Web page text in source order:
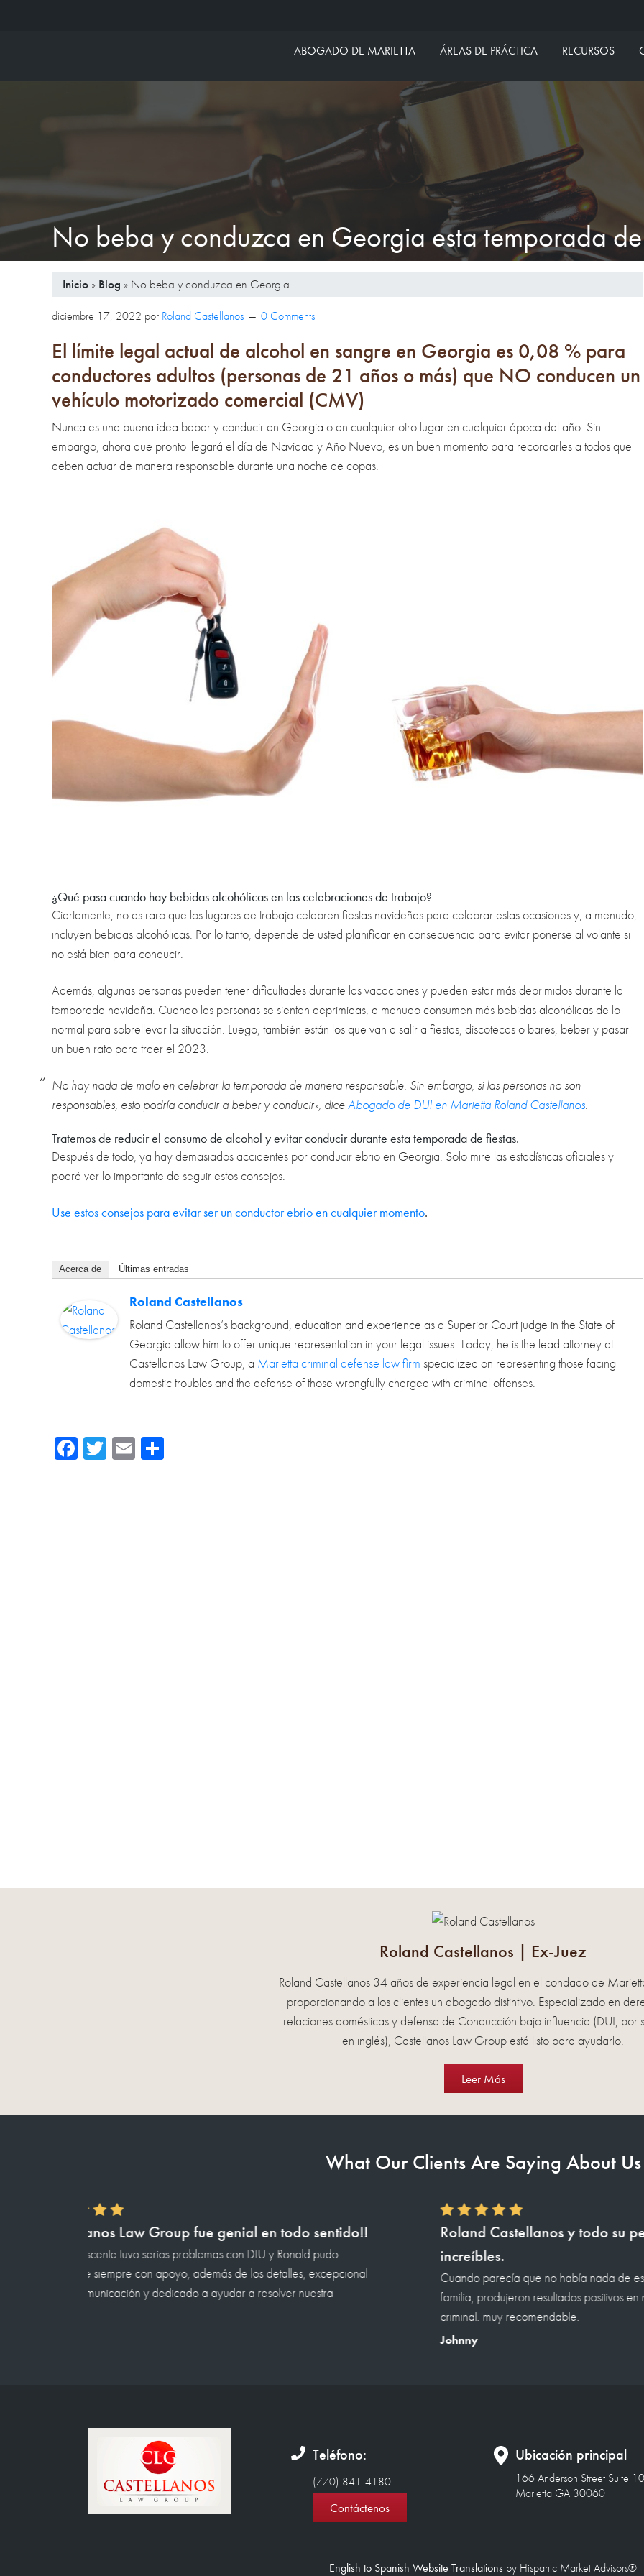
ABOGADO DE MARIETTA ÁREAS DE PRÁCTICA RECURSOS
No beba y conduzca en Georgia esta temporada
Inicio » Blog » No beba y conduzca en Georgia
diciembre 17, 2022 por Roland Castellanos 0 Comments
El límite legal actual de alcohol en sangre en Georgia es 0,08 % para
conductores adultos (personas de 21 años o más) que NO conducen un
vehículo motorizado comercial (CMV)
Nunca es una buena idea beber y conducir en Georgia o en cualquier otro lugar en cualquier época del año. Sin
embargo, ahora que pronto llegará el día de Navidad y Año Nuevo, es un buen momento para recordarles a todos que
deben actuar de manera responsable durante una noche de copas.
¿Qué pasa cuando hay bebidas alcohólicas en las celebraciones de trabajo?
Ciertamente, no es raro que los lugares de trabajo celebren fiestas navideñas para celebrar estas ocasiones y, a menudo,
incluyen bebidas alcohólicas. Por lo tanto, depende de usted planificar en consecuencia para evitar ponerse al volante si
no está bien para conducir.
Además, algunas personas pueden tener dificultades durante las vacaciones y pueden estar más deprimidos durante la
temporada navideña. Cuando las personas se sienten deprimidas, a menudo consumen más bebidas alcohólicas de lo
normal para sobrellevar la situación. Luego, también están los que van a salir a fiestas, discotecas o bares, beber y pasar
un buen rato para traer el 2023.
No hay nada de malo en celebrar la temporada de manera responsable. Sin embargo, si las personas no son
responsables, esto podría conducir a beber y conducir», diceAbogado de DUI en Marietta Roland Castellanos.
Tratemos de reducir el consumo de alcohol y evitar conducir durante esta temporada de fiestas.
Después de todo, ya hay demasiados accidentes por conducir ebrio en Georgia. Solo mire las estadísticas oficiales y
podrá ver lo importante de seguir estos consejos.
Use estos consejos para evitar ser un conductor ebrio en cualquier momento.
Acerca de Últimas entradas
Roland Castellanos
Roland Castellanos’s background, education and experience as a Superior Court judge in the State of
Georgia allow him to offer unique representation in your legal issues. Today, he is the lead attorney at
Castellanos Law Group, a Marietta criminal defense law firm specialized on representing those facing
domestic troubles and the defense of those wrongfully charged with criminal offenses.
Facebook
Twitter
Email
Roland Castellanos | Ex-Juez
Roland Castellanos 34 años de experiencia legal en el condado de
proporcionando a los clientes un abogado distintivo. Especializado en
relaciones domésticas y defensa de Conducción bajo influencia (DUI, por
en inglés), Castellanos Law Group está listo para ayudarlo.
Leer Más
What Our Clients Are Saying About Us
Roland Castellanos y todo su personal fueron
increíbles.
Cuando parecía que no había nada de esperanza para mí y mi
familia, produjeron resultados positivos en nuestro caso de defensa
Teléfono:
(770) 841-4180
Contáctenos
Ubicación principal
166 Anderson Street Suite
Marietta GA 30060
English to Spanish Website Translations by Hispanic Market Advisors®